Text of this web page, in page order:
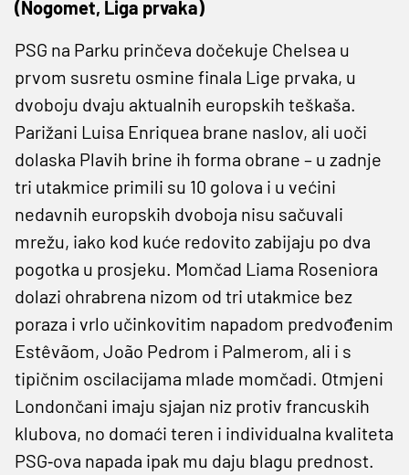
(Nogomet, Liga prvaka)
PSG na Parku prinčeva dočekuje Chelsea u
prvom susretu osmine finala Lige prvaka, u
dvoboju dvaju aktualnih europskih teškaša.
Parižani Luisa Enriquea brane naslov, ali uoči
dolaska Plavih brine ih forma obrane – u zadnje
tri utakmice primili su 10 golova i u većini
nedavnih europskih dvoboja nisu sačuvali
mrežu, iako kod kuće redovito zabijaju po dva
pogotka u prosjeku. Momčad Liama Roseniora
dolazi ohrabrena nizom od tri utakmice bez
poraza i vrlo učinkovitim napadom predvođenim
Estêvãom, João Pedrom i Palmerom, ali i s
tipičnim oscilacijama mlade momčadi. Otmjeni
Londončani imaju sjajan niz protiv francuskih
klubova, no domaći teren i individualna kvaliteta
PSG‑ova napada ipak mu daju blagu prednost.